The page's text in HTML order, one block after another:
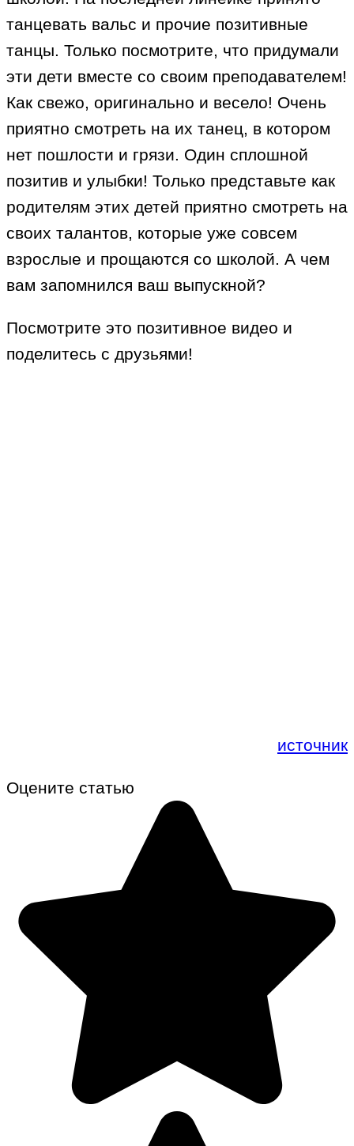
танцевать вальс и прочие позитивные
танцы. Только посмотрите, что придумали
эти дети вместе со своим преподавателем!
Как свежо, оригинально и весело! Очень
приятно смотреть на их танец, в котором
нет пошлости и грязи. Один сплошной
позитив и улыбки! Только представьте как
родителям этих детей приятно смотреть на
своих талантов, которые уже совсем
взрослые и прощаются со школой. А чем
вам запомнился ваш выпускной?
Посмотрите это позитивное видео и
поделитесь с друзьями!
источник
Оцените статью